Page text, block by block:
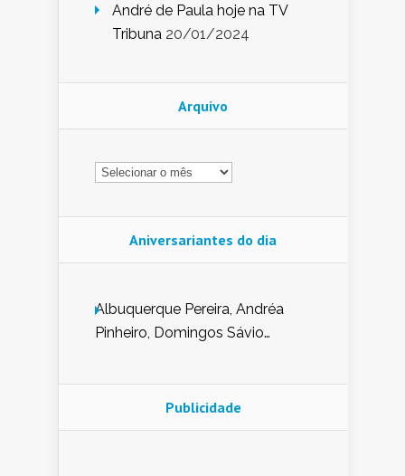
André de Paula hoje na TV
Tribuna 20/01/2024
Arquivo
Arquivo
Aniversariantes do dia
Albuquerque Pereira, Andréa
Pinheiro, Domingos Sávio
Nunes de Sena, Fátima Peixoto,
Glória Pereira, Kátia Mesel,
Publicidade